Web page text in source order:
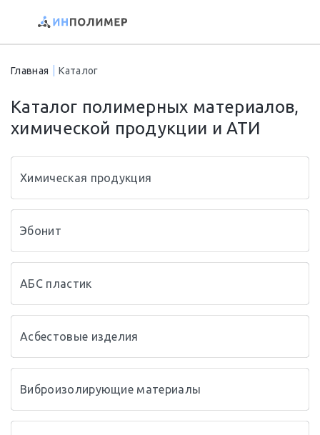
Главная Каталог
Каталог полимерных материалов,
химической продукции и АТИ
Химическая продукция
Эбонит
АБС пластик
Асбестовые изделия
Виброизолирующие материалы